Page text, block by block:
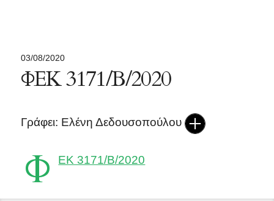
03/08/2020
ΦΕΚ 3171/Β/2020
Γράφει: Ελένη Δεδουσοπούλου
Φ ΕΚ 3171/Β/2020